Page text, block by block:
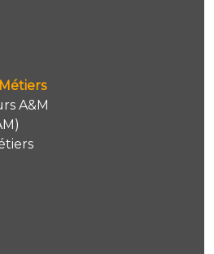
A&M